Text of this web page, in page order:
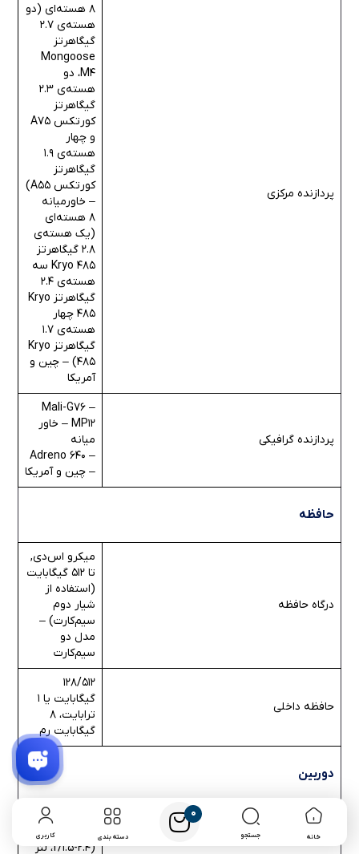
پردازنده مرکزی
8 هسته‌ای (دو
هسته‌ی 2.7
گیگاهرتز
Mongoose
M4، دو
هسته‌ی 2.3
گیگاهرتز
کورتکس A75
و چهار
هسته‌ی 1.9
گیگاهرتز
کورتکس A55)
– خاورمیانه
8 هسته‌ای
(یک هسته‌ی
2.8 گیگاهرتز
Kryo 485 سه
هسته‌ی 2.4
گیگاهرتز Kryo
485 چهار
هسته‌ی 1.7
گیگاهرتز Kryo
485) – چین و
آمریکا
پردازنده گرافیکی
– Mali-G76
MP12 – خاور
میانه
– Adreno 640
– چین و آمریکا
حافظه
درگاه حافظه
میکرو اس‌دی,
تا 512 گیگابایت
(استفاده از
شیار دوم
سیم‌کارت) –
مدل دو
سیم‌کارت
حافظه داخلی
128/512
گیگابایت یا 1
ترابایت، 8
گیگابایت رم
دوربین
سه‌گانه: 12
مگاپیکسل
(f/1.5-2.4، لنز
خانه جستجو
0
دسته بندی کاربری